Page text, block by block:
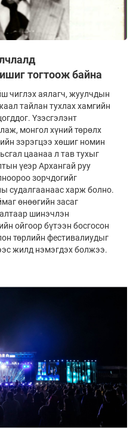
тогтоож байна
чиглэх аялагч, жуулчдын
тайлан тухлах хамгийн
Үзэсгэлэнт
монгол хүний төрөлх
зэрэгцээ хөшиг номин
цаанаа л тав тухыг
үеэр Архангай руу
зорчдогийг
судалгаанаас харж болно.
өнөөгийн засаг
шинэчлэн
ойгоор бүтээн босгосон
төрлийн фестивалиудыг
жилд нэмэгдэх болжээ.